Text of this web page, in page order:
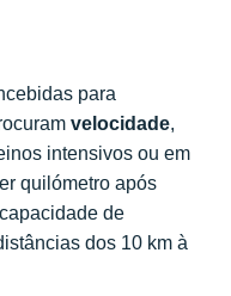
para
velocidade,
intensivos ou em
quilómetro após
de
dos 10 km à